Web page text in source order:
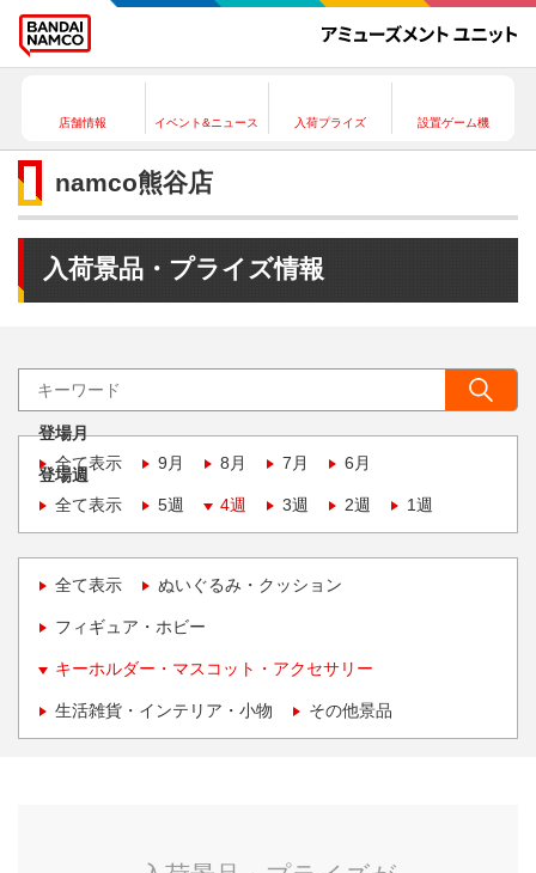
店舗情報 イベント&ニュース 入荷プライズ 設置ゲーム機
namco熊谷店
入荷景品・プライズ情報
登場月
全て表示
9月 8月 7月 6月
登場週
全て表示
5週 4週 3週 2週 1週
全て表示 ぬいぐるみ・クッション
フィギュア・ホビー
キーホルダー・マスコット・アクセサリー
生活雑貨・インテリア・小物 その他景品